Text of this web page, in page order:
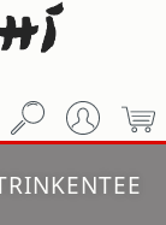
TEE